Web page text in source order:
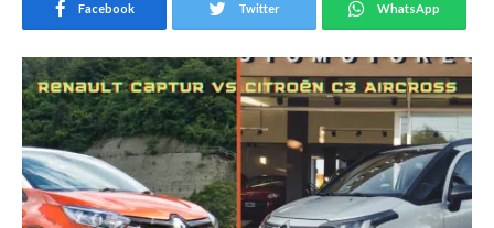
Facebook Twitter WhatsApp